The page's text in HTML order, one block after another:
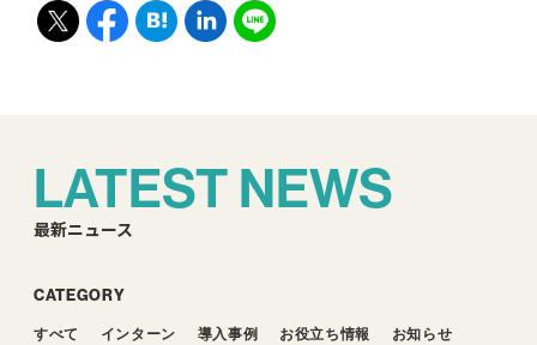
LATEST NEWS
最新ニュース
CATEGORY
すべて インターン 導入事例 お役立ち情報 お知らせ